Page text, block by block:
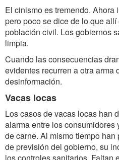
El cinismo es tremendo. Ahora
pero poco se dice de lo que
población civil. Los gobiernos
limpia.
Cuando las consecuencias
evidentes recurren a otra arma
desinformación.
Vacas locas
Los casos de vacas locas han
alarma entre los
de carne. Al mismo tiempo
de previsión del gobierno, su